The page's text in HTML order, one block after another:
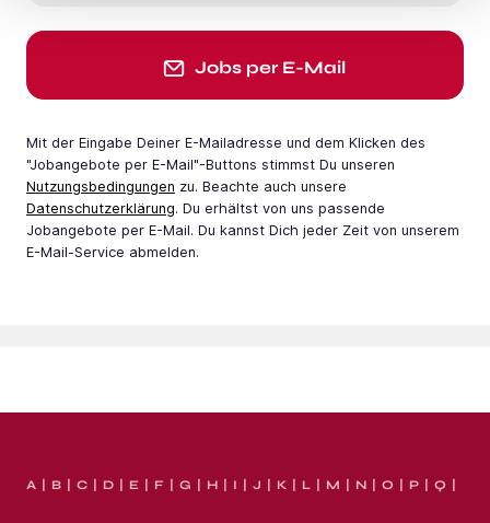
Jobs per E-Mail
Mit der Eingabe Deiner E-Mail­adresse und dem Klicken des
"Jobangebote per E-Mail"-Buttons stimmst Du unseren
Nutzungsbedingungen zu. Beachte auch unsere
Datenschutzerklärung. Du erhältst von uns passende
Jobangebote per E-Mail. Du kannst Dich jeder Zeit von unserem
E-Mail-Service abmelden.
A B C D E F G H I J K L M N O P Q